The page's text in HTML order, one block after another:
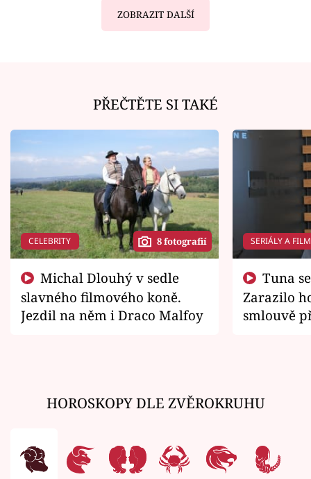
ZOBRAZIT DALŠÍ
PŘEČTĚTE SI TAKÉ
CELEBRITY 8 fotografií
slavného filmového koně.
Jezdil na něm i Draco Malfoy
SERIÁLY A
Zarazilo
smlouvě
HOROSKOPY DLE ZVĚROKRUHU